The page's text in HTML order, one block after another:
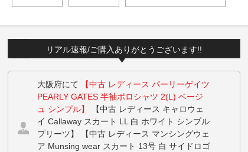
リアル速報/ご購入ありがとうございます!!
大阪府にて
【中古 レディース パーリーゲイツ
PEARLY GATES 半袖ポロシャツ 2(L) ベージ
ュ シンプル】
【中古 レディース キャロウェ
イ Callaway スカート LL 白 ホワイト シンプル
プリーツ】 【中古 レディース マンシングウェ
ア Munsing wear スカート 13号 白 サイドロゴ